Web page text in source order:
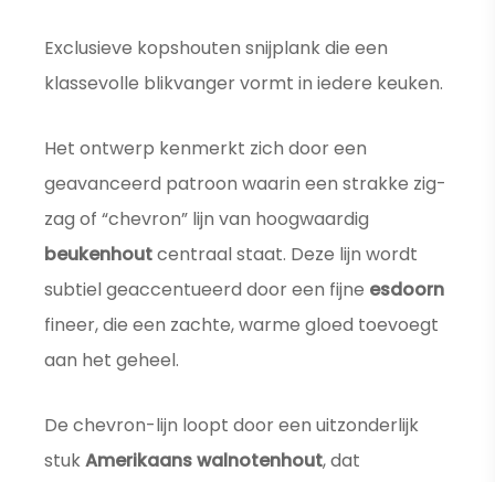
Exclusieve kopshouten snijplank die een
klassevolle blikvanger vormt in iedere keuken.
Het ontwerp kenmerkt zich door een
geavanceerd patroon waarin een strakke zig-
zag of “chevron” lijn van hoogwaardig
beukenhoutcentraal staat. Deze lijn wordt
subtiel geaccentueerd door een fijne esdoorn
fineer, die een zachte, warme gloed toevoegt
aan het geheel.
De chevron-lijn loopt door een uitzonderlijk
stukAmerikaans walnotenhout, dat